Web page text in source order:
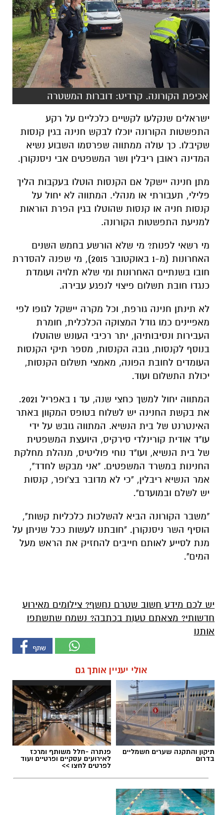
אכיפת הקורונה. קרדיט: דוברות המשטרה
ישראלים שנקלעו לקשיים כלכליים על רקע
התפשטות הקורונה יוכלו לבקש חנינה בגין קנסות
שקיבלו. כך עולה ממתווה שפרסמו השבוע נשיא
המדינה ראובן ריבלין ושר המשפטים אבי ניסנקורן.
מתן חנינה יישקל אם הקנסות הוטלו בעקבות הליך
פלילי, תעבורתי או מנהלי. המתווה לא יחול על
קנסות חניה או קנסות שהוטלו בגין הפרת הוראות
למניעת התפשטות הקורונה.
מי רשאי לפנות? מי שלא הורשע בחמש השנים
האחרונות (מ-1 באוקטובר 2015), מי שפנה להסדרת
חובו בשנתיים האחרונות ומי שלא תלויה ועומדת
כנגדו חובת תשלום פיצוי לנפגע עבירה.
לא תינתן חנינה גורפת, וכל מקרה יישקל לגופו לפי
מאפיינים כמו גודל המצוקה הכלכלית, חומרת
העבירות ונסיבותיהן, יתר רכיבי העונש שהוטלו
בנוסף לקנסות, גובה הקנסות, מספר תיקי הקנסות
העומדים לחובת הפונה, מאמצי תשלום הקנסות,
יכולת התשלום ועוד.
המתווה יחול למשך כחצי שנה, עד 1 באפריל 2021.
את בקשת החנינה יש לשלוח בטופס המקוון באתר
האינטרנט של בית הנשיא. המתווה גובש על ידי
עו"ד אודית קורינלדי סירקיס, היועצת המשפטית
של בית הנשיא, ועו"ד נוחי פוליטיס, מנהלת מחלקת
החנינות במשרד המשפטים. "אני מבקש לחדד",
אמר הנשיא ריבלין, "כי לא מדובר בצ'ופר, קנסות
יש לשלם ובמועדם".
"משבר הקורונה הביא להשלכות כלכליות קשות",
הוסיף השר ניסנקורן. "חובתנו לעשות ככל שניתן על
מנת לסייע לאותם חייבים להחזיק את הראש מעל
המים".
יש לכם מידע חשוב שטרם נחשף? צילומים מאירוע
חדשותי? מצאתם טעות בכתבה? נשמח שתשתפו
אותנו
אולי יעניין אותך גם
תיקון והתקנה שערים חשמליים
בדרום
פנתרה -חלל משותף ומרכז
לאירועים עסקיים ופרטיים ועוד
לפרטים לחצו >>